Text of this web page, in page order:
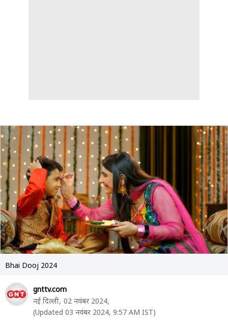
Bhai Dooj 2024
gnttv.com
नई दिल्ली, 02 नवंबर 2024,
(Updated 03 नवंबर 2024, 9:57 AM IST)